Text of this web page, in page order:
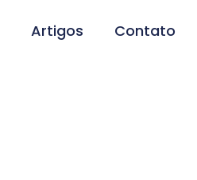
Artigos Contato